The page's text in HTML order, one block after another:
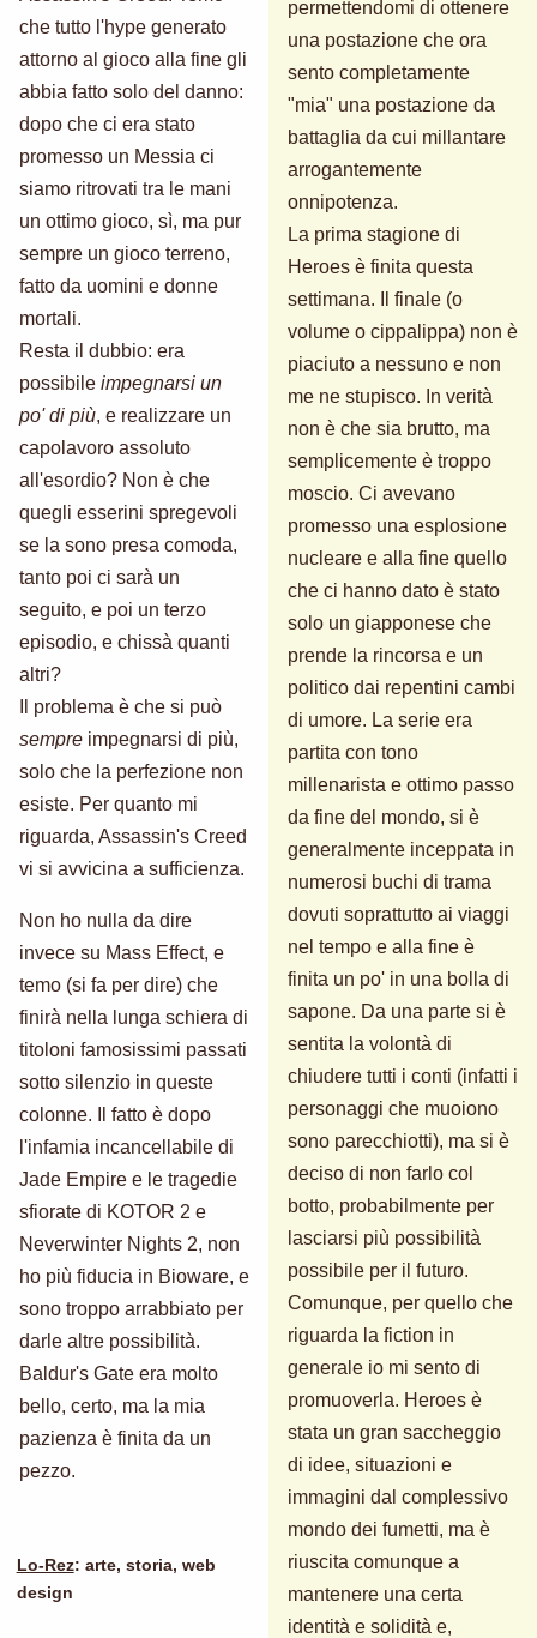
che tutto l'hype generato
attorno al gioco alla fine gli
abbia fatto solo del danno:
dopo che ci era stato
promesso un Messia ci
siamo ritrovati tra le mani
un ottimo gioco, sì, ma pur
sempre un gioco terreno,
fatto da uomini e donne
mortali.
Resta il dubbio: era
possibile impegnarsi un
po' di più, e realizzare un
capolavoro assoluto
all'esordio? Non è che
quegli esserini spregevoli
se la sono presa comoda,
tanto poi ci sarà un
seguito, e poi un terzo
episodio, e chissà quanti
altri?
Il problema è che si può
sempre impegnarsi di più,
solo che la perfezione non
esiste. Per quanto mi
riguarda, Assassin's Creed
vi si avvicina a sufficienza.
Non ho nulla da dire
invece su Mass Effect, e
temo (si fa per dire) che
finirà nella lunga schiera di
titoloni famosissimi passati
sotto silenzio in queste
colonne. Il fatto è dopo
l'infamia incancellabile di
Jade Empire e le tragedie
sfiorate di KOTOR 2 e
Neverwinter Nights 2, non
ho più fiducia in Bioware, e
sono troppo arrabbiato per
darle altre possibilità.
Baldur's Gate era molto
bello, certo, ma la mia
pazienza è finita da un
pezzo.
Lo-Rez: arte, storia, web
design
permettendomi di ottenere
una postazione che ora
sento completamente
"mia" una postazione da
battaglia da cui millantare
arrogantemente
onnipotenza.
La prima stagione di
Heroes è finita questa
settimana. Il finale (o
volume o cippalippa) non è
piaciuto a nessuno e non
me ne stupisco. In verità
non è che sia brutto, ma
semplicemente è troppo
moscio. Ci avevano
promesso una esplosione
nucleare e alla fine quello
che ci hanno dato è stato
solo un giapponese che
prende la rincorsa e un
politico dai repentini cambi
di umore. La serie era
partita con tono
millenarista e ottimo passo
da fine del mondo, si è
generalmente inceppata in
numerosi buchi di trama
dovuti soprattutto ai viaggi
nel tempo e alla fine è
finita un po' in una bolla di
sapone. Da una parte si è
sentita la volontà di
chiudere tutti i conti (infatti i
personaggi che muoiono
sono parecchiotti), ma si è
deciso di non farlo col
botto, probabilmente per
lasciarsi più possibilità
possibile per il futuro.
Comunque, per quello che
riguarda la fiction in
generale io mi sento di
promuoverla. Heroes è
stata un gran saccheggio
di idee, situazioni e
immagini dal complessivo
mondo dei fumetti, ma è
riuscita comunque a
mantenere una certa
identità e solidità e,